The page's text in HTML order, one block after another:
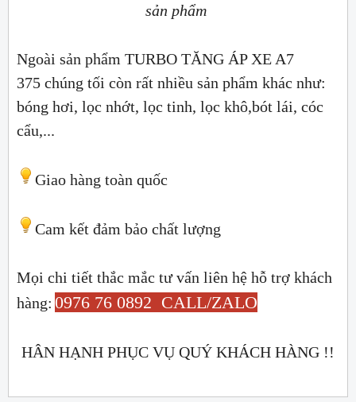
sản phẩm
Ngoài sản phẩm TURBO TĂNG ÁP XE A7
375 chúng tối còn rất nhiều sản phẩm khác như:
bóng hơi, lọc nhớt, lọc tinh, lọc khô,bót lái, cóc
cẩu,...
Giao hàng toàn quốc
Cam kết đảm bảo chất lượng
Mọi chi tiết thắc mắc tư vấn liên hệ hỗ trợ khách
hàng: 0976 76 0892 CALL/ZALO
HÂN HẠNH PHỤC VỤ QUÝ KHÁCH HÀNG !!